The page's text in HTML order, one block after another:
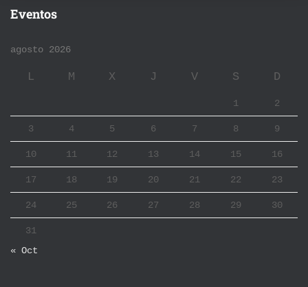
Eventos
agosto 2026
L M X J V S D
1 2
3 4 5 6 7 8 9
10 11 12 13 14 15 16
17 18 19 20 21 22 23
24 25 26 27 28 29 30
31
« Oct